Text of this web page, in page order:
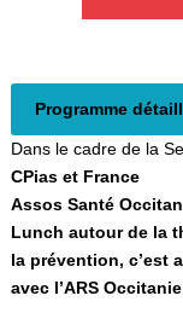
Programme
Dans le cadre de la
CPias et France
Assos Santé
Lunch autour de la
la prévention, c’est
avec l’ARS